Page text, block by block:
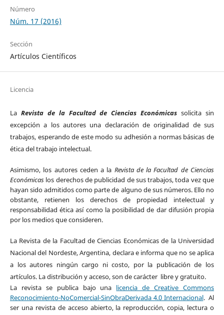
Número
Núm. 17 (2016)
Sección
Artículos Científicos
Licencia
La Revista de la Facultad de Ciencias Económicas solicita sin
excepción a los autores una declaración de originalidad de sus
trabajos, esperando de este modo su adhesión a normas básicas de
ética del trabajo intelectual.
Asimismo, los autores ceden a la Revista de la Facultad de Ciencias
Económicaslos derechos de publicidad de sus trabajos, toda vez que
hayan sido admitidos como parte de alguno de sus números. Ello no
obstante, retienen los derechos de propiedad intelectual y
responsabilidad ética así como la posibilidad de dar difusión propia
por los medios que consideren.
La Revista de la Facultad de Ciencias Económicas de la Universidad
Nacional del Nordeste, Argentina, declara e informa que no se aplica
a los autores ningún cargo ni costo, por la publicación de los
artículos. La distribución y acceso, son de carácter libre y gratuito.
La revista se publica bajo una licencia de Creative Commons
Reconocimiento-NoComercial-SinObraDerivada 4.0 Internacional.Al
ser una revista de acceso abierto, la reproducción, copia, lectura o